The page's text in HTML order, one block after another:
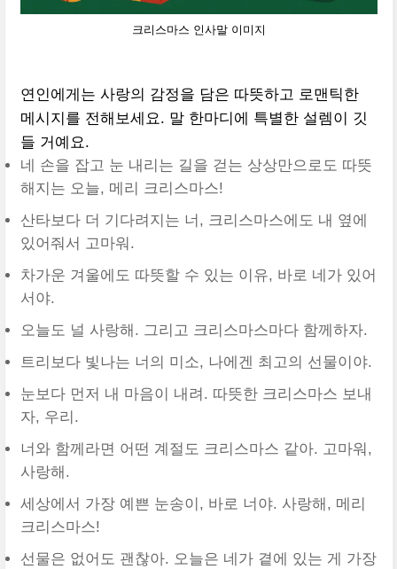
크리스마스 인사말 이미지
연인에게는 사랑의 감정을 담은 따뜻하고 로맨틱한
메시지를 전해보세요. 말 한마디에 특별한 설렘이 깃
들 거예요.
네 손을 잡고 눈 내리는 길을 걷는 상상만으로도 따뜻
해지는 오늘, 메리 크리스마스!
산타보다 더 기다려지는 너, 크리스마스에도 내 옆에
있어줘서 고마워.
차가운 겨울에도 따뜻할 수 있는 이유, 바로 네가 있어
서야.
오늘도 널 사랑해. 그리고 크리스마스마다 함께하자.
트리보다 빛나는 너의 미소, 나에겐 최고의 선물이야.
눈보다 먼저 내 마음이 내려. 따뜻한 크리스마스 보내
자, 우리.
너와 함께라면 어떤 계절도 크리스마스 같아. 고마워,
사랑해.
세상에서 가장 예쁜 눈송이, 바로 너야. 사랑해, 메리
크리스마스!
선물은 없어도 괜찮아. 오늘은 네가 곁에 있는 게 가장